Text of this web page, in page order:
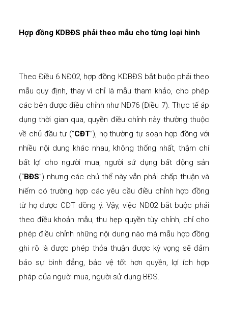
Hợp đồng KDBĐS phải theo mẫu cho từng loại hình
Theo Điều 6 NĐ02, hợp đồng KDBĐS bắt buộc phải theo
mẫu quy định, thay vì chỉ là mẫu tham khảo, cho phép
các bên được điều chỉnh như NĐ76 (Điều 7). Thực tế áp
dụng thời gian qua, quyền điều chỉnh này thường thuộc
về chủ đầu tư (“CĐT”), họ thường tự soạn hợp đồng với
nhiều nội dung khác nhau, không thống nhất, thậm chí
bất lợi cho người mua, người sử dụng bất động sản
(“BĐS”) nhưng các chủ thể này vẫn phải chấp thuận và
hiếm có trường hợp các yêu cầu điều chỉnh hợp đồng
từ họ được CĐT đồng ý. Vậy, việc NĐ02 bắt buộc phải
theo điều khoản mẫu, thu hẹp quyền tùy chỉnh, chỉ cho
phép điều chỉnh những nội dung nào mà mẫu hợp đồng
ghi rõ là được phép thỏa thuận được kỳ vọng sẽ đảm
bảo sự bình đẳng, bảo vệ tốt hơn quyền, lợi ích hợp
pháp của người mua, người sử dụng BĐS.